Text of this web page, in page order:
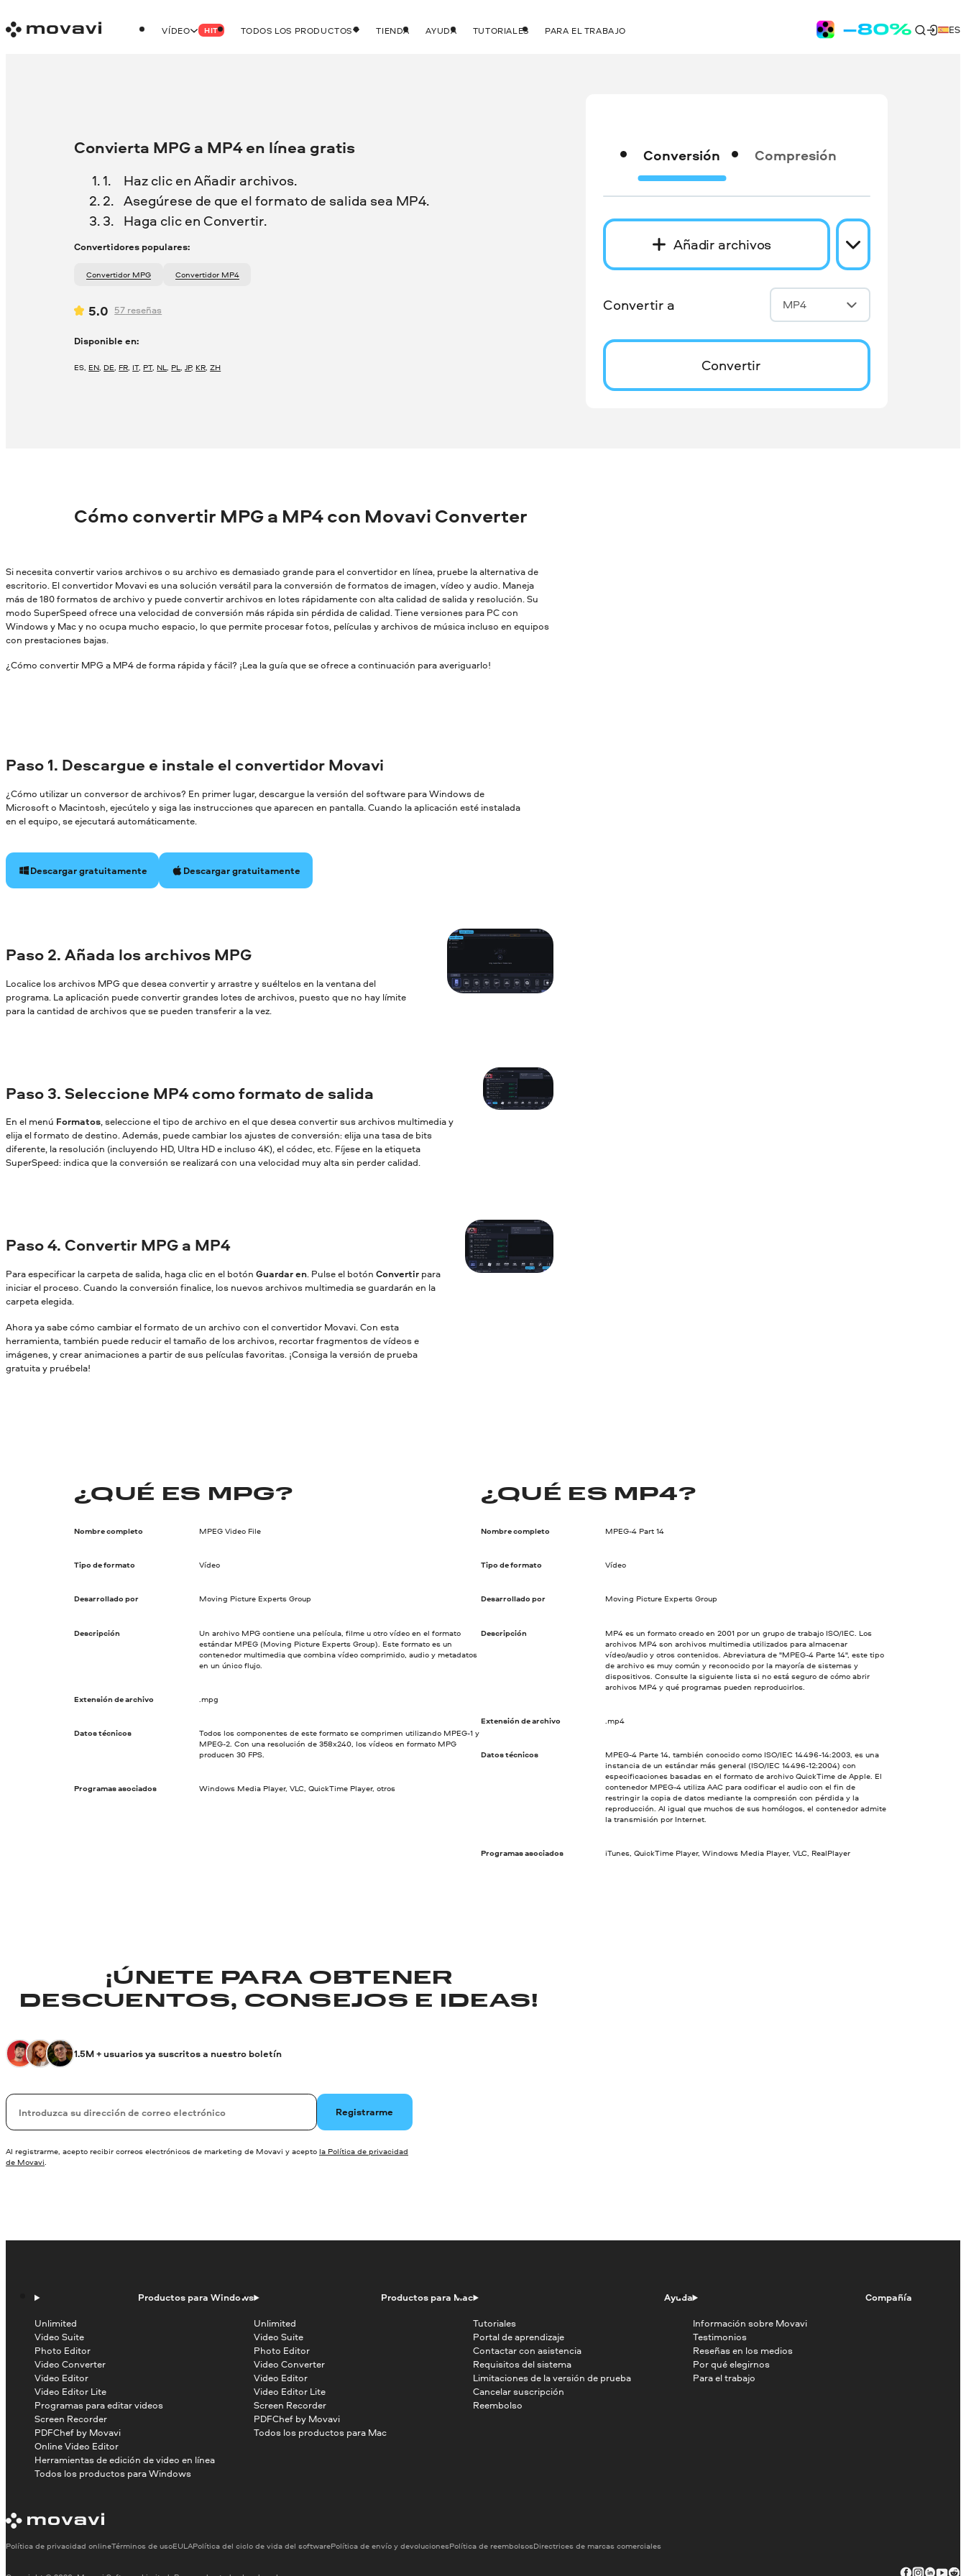
VÍDEO HIT TODOS LOS PRODUCTOS TIENDA AYUDA TUTORIALES PARA EL TRABAJO ES
Convierta MPG a MP4 en línea gratis
Haz clic en Añadir archivos.
Asegúrese de que el formato de salida sea MP4.
Haga clic en Convertir.
Convertidores populares:
Convertidor MPG Convertidor MP4
5.0 57 reseñas
Disponible en:
ES, EN, DE, FR, IT, PT, NL, PL,JP, KR,ZH
Conversión Compresión
Añadir archivos
Convertir a MP4
Convertir
Cómo convertir MPG a MP4 con Movavi Converter
Si necesita convertir varios archivos o su archivo es demasiado grande para el convertidor en línea, pruebe la alternativa de
escritorio. El convertidor Movavi es una solución versátil para la conversión de formatos de imagen, vídeo y audio. Maneja
más de 180 formatos de archivo y puede convertir archivos en lotes rápidamente con alta calidad de salida y resolución. Su
modo SuperSpeed ofrece una velocidad de conversión más rápida sin pérdida de calidad. Tiene versiones para PC con
Windows y Mac y no ocupa mucho espacio, lo que permite procesar fotos, películas y archivos de música incluso en equipos
con prestaciones bajas.
¿Cómo convertir MPG a MP4 de forma rápida y fácil? ¡Lea la guía que se ofrece a continuación para averiguarlo!
Paso 1. Descargue e instale el convertidor Movavi
¿Cómo utilizar un conversor de archivos? En primer lugar, descargue la versión del software para Windows de
Microsoft o Macintosh, ejecútelo y siga las instrucciones que aparecen en pantalla. Cuando la aplicación esté instalada
en el equipo, se ejecutará automáticamente.
Descargar gratuitamente Descargar gratuitamente
Paso 2. Añada los archivos MPG
Localice los archivos MPG que desea convertir y arrastre y suéltelos en la ventana del
programa. La aplicación puede convertir grandes lotes de archivos, puesto que no hay límite
para la cantidad de archivos que se pueden transferir a la vez.
Paso 3. Seleccione MP4 como formato de salida
En el menú Formatos, seleccione el tipo de archivo en el que desea convertir sus archivos multimedia y
elija el formato de destino. Además, puede cambiar los ajustes de conversión: elija una tasa de bits
diferente, la resolución (incluyendo HD, Ultra HD e incluso 4K), el códec, etc. Fíjese en la etiqueta
SuperSpeed: indica que la conversión se realizará con una velocidad muy alta sin perder calidad.
Paso 4. Convertir MPG a MP4
Para especificar la carpeta de salida, haga clic en el botón Guardar en. Pulse el botón Convertir para
iniciar el proceso. Cuando la conversión finalice, los nuevos archivos multimedia se guardarán en la
carpeta elegida.
Ahora ya sabe cómo cambiar el formato de un archivo con el convertidor Movavi. Con esta
herramienta, también puede reducir el tamaño de los archivos, recortar fragmentos de vídeos e
imágenes, y crear animaciones a partir de sus películas favoritas. ¡Consiga la versión de prueba
gratuita y pruébela!
¿QUÉ ES MPG?
Nombre completo MPEG Video File
Tipo de formato Vídeo
Desarrollado por Moving Picture Experts Group
Descripción
Un archivo MPG contiene una película, filme u otro vídeo en el formato
estándar MPEG (Moving Picture Experts Group). Este formato es un
contenedor multimedia que combina vídeo comprimido, audio y metadatos
en un único flujo.
Extensión de archivo .mpg
Datos técnicos
Todos los componentes de este formato se comprimen utilizando MPEG-1 y
MPEG-2. Con una resolución de 358x240, los vídeos en formato MPG
producen 30 FPS.
Programas asociados Windows Media Player, VLC, QuickTime Player, otros
¿QUÉ ES MP4?
Nombre completo MPEG-4 Part 14
Tipo de formato Vídeo
Desarrollado por Moving Picture Experts Group
Descripción
MP4 es un formato creado en 2001 por un grupo de trabajo ISO/IEC. Los
archivos MP4 son archivos multimedia utilizados para almacenar
vídeo/audio y otros contenidos. Abreviatura de "MPEG-4 Parte 14", este tipo
de archivo es muy común y reconocido por la mayoría de sistemas y
dispositivos. Consulte la siguiente lista si no está seguro de cómo abrir
archivos MP4 y qué programas pueden reproducirlos.
Extensión de archivo .mp4
Datos técnicos
MPEG-4 Parte 14, también conocido como ISO/IEC 14496-14:2003, es una
instancia de un estándar más general (ISO/IEC 14496-12:2004) con
especificaciones basadas en el formato de archivo QuickTime de Apple. El
contenedor MPEG-4 utiliza AAC para codificar el audio con el fin de
restringir la copia de datos mediante la compresión con pérdida y la
reproducción. Al igual que muchos de sus homólogos, el contenedor admite
la transmisión por Internet.
Programas asociados iTunes, QuickTime Player, Windows Media Player, VLC, RealPlayer
¡ÚNETE PARA OBTENER
DESCUENTOS, CONSEJOS E IDEAS!
1.5M + usuarios ya suscritos a nuestro boletín
Su correo electrónico Registrarme
Al registrarme, acepto recibir correos electrónicos de marketing de Movavi y acepto la Política de privacidad
de Movavi.
Productos para Windows
Unlimited
Video Suite
Photo Editor
Video Converter
Video Editor
Video Editor Lite
Programas para editar videos
Screen Recorder
PDFChef by Movavi
Online Video Editor
Herramientas de edición de video en línea
Todos los productos para Windows
Productos para Mac
Unlimited
Video Suite
Photo Editor
Video Converter
Video Editor
Video Editor Lite
Screen Recorder
PDFChef by Movavi
Todos los productos para Mac
Ayuda
Tutoriales
Portal de aprendizaje
Contactar con asistencia
Requisitos del sistema
Limitaciones de la versión de prueba
Cancelar suscripción
Reembolso
Compañía
Información sobre Movavi
Testimonios
Reseñas en los medios
Por qué elegirnos
Para el trabajo
Política de privacidad onlineTérminos de usoEULAPolítica del ciclo de vida del softwarePolítica de envío y devolucionesPolítica de reembolsosDirectrices de marcas comerciales